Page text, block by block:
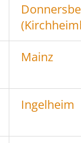
Mainz
Ingelheim